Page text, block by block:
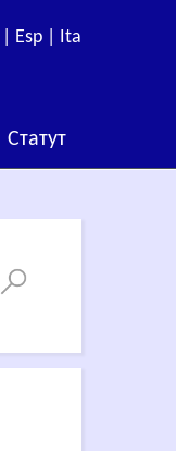
Esp | Ita
Статут